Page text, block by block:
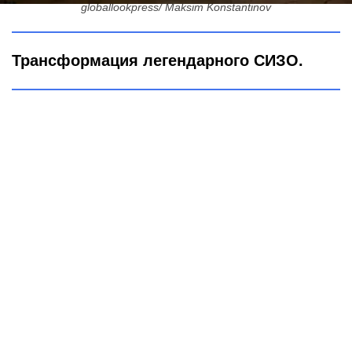
globallookpress/ Maksim Konstantinov
Трансформация легендарного СИЗО.